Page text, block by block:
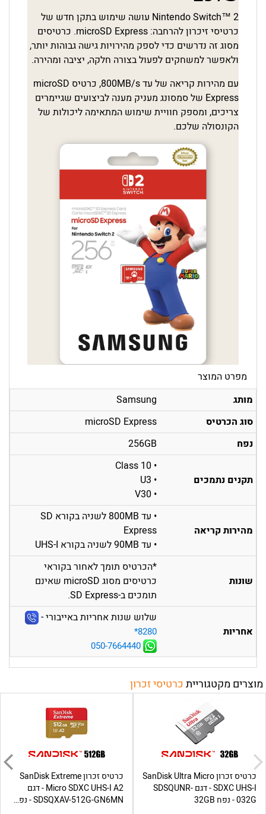
Nintendo Switch™ 2 עושה שימוש בתקן חדש של
כרטיסי זיכרון להרחבה: microSD Express. כרטיסים
מסוג זה נדרשים כדי לספק מהירויות גישה גבוהות יותר,
ולאפשר למשחקים לפעול בצורה חלקה, יציבה ומהירה.
עם מהירות קריאה של עד 800MB/s, כרטיס microSD
Express של סמסונג מעניק מענה לביצועים שגיימרים
צריכים, ומספק חוויית שימוש המתאימה ליכולות של
הקונסולה שלכם.
מפרט המוצר
מותג
Samsung
סוג הכרטיס
microSD Express
נפח
256GB
תקנים נתמכים
• Class 10
• U3
• V30
מהירות קריאה
• עד 800MB לשניה בקורא SD
Express
• עד 90MB לשניה בקורא UHS-I
שונות
*הכרטיס תומך לאחור בקוראי
כרטיסים מסוג microSD שאינם
תומכים ב-SD Express.
אחריות
שלוש שנות אחריות באייבורי -
‎*8280
050-7664440
מוצרים מקטגוריית כרטיסי זכרון
כרטיס זכרון SanDisk Ultra Micro
SDXC UHS-I - דגם SDSQUNR-
032G - נפח 32GB
כרטיס זכרון SanDisk Extreme
Micro SDXC UHS-I A2 - דגם
SDSQXAV-512G-GN6MN - נפח...